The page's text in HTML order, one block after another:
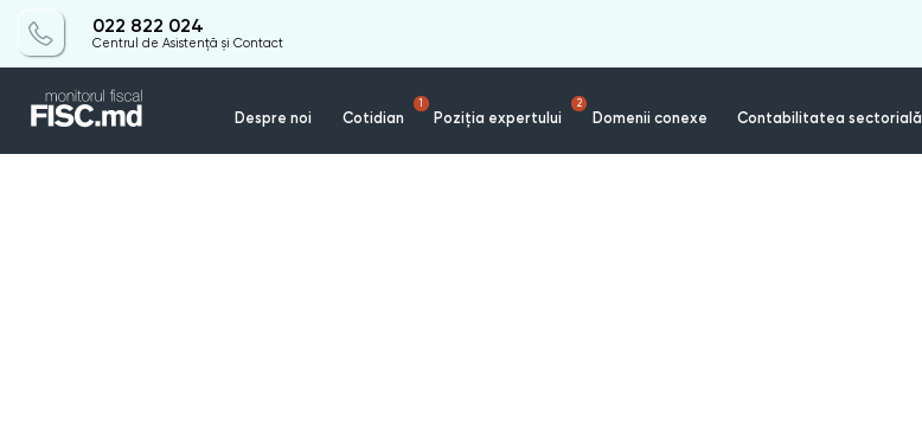
022 822 024
Centrul de Asistență și Contact
Despre noi Cotidian
1
Poziția expertului
2
Domenii conexe Contabilitatea sectorială